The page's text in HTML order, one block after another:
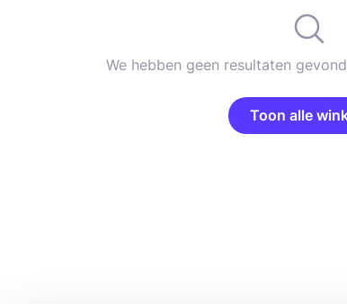
We hebben geen resultaten
Toon alle